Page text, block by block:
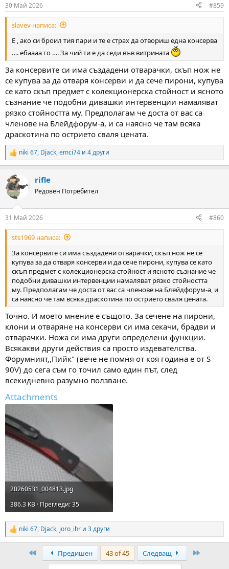
s
:
30 Май 2026 #859
slavev написа:
Е , ако си броил тия пари и те е страх да отвориш една консерва
…. ебаааа го …. За чий ти е да седи във витрината
За консервите си има създадени отварачки, скъп нож не
се купува за да отваря консерви и да сече пирони, купува
се като скъп предмет с колекционерска стойност и ясното
съзнание че подобни дивашки интервенции намаляват
рязко стойността му. Предполагам че доста от вас са
членове на Блейдфорум-а, и са наясно че там всяка
драскотина по острието сваля цената.
R
e
c
t
i
s
:
niki 67, Djack,emci74 и 4 други
rifle
Редовен Потребител
31 Май 2026 #860
sts1969 написа:
За консервите си има създадени отварачки, скъп нож не се
купува за да отваря консерви и да сече пирони, купува се като
скъп предмет с колекционерска стойност и ясното съзнание че
подобни дивашки интервенции намаляват рязко стойността
му. Предполагам че доста от вас са членове на Блейдфорум-а, и
са наясно че там всяка драскотина по острието сваля цената.
Точно. И моето мнение е същото. За сечене на пирони,
клони и отваряне на консерви си има секачи, брадви и
отварачки. Ножа си има други определени функции.
Всякакви други действия са просто издевателства.
Форумният,,Пийк" (вече не помня от коя година е от S
90V) до сега съм го точил само един път, след
всекидневно разумно ползване.
Attachments
20260531_004813.jpg
386.3 KB · Прегледи: 35
R
e
niki 67, Djack, joro_ihr и 3 други
Предишен 43 of 45 Следващ